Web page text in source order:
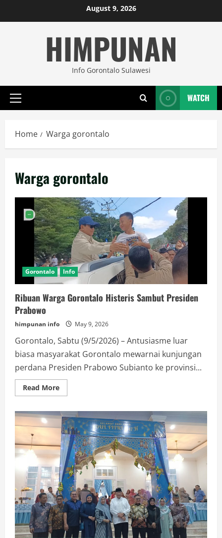
to
August 9, 2026
HIMPUNAN
Info Gorontalo Sulawesi
Primary
WATCH
Home Warga gorontalo
Warga gorontalo
Gorontalo Info
Ribuan Warga Gorontalo Histeris Sambut Presiden
Prabowo
himpunan info May 9, 2026
Gorontalo, Sabtu (9/5/2026) – Antusiasme luar
biasa masyarakat Gorontalo mewarnai kunjungan
perdana Presiden Prabowo Subianto ke provinsi...
Read MoreRead
more
Warga
Gorontalo
Histeris
Sambut
Presiden
Prabowo